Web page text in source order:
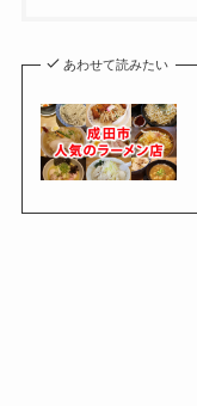
あわせて読みたい